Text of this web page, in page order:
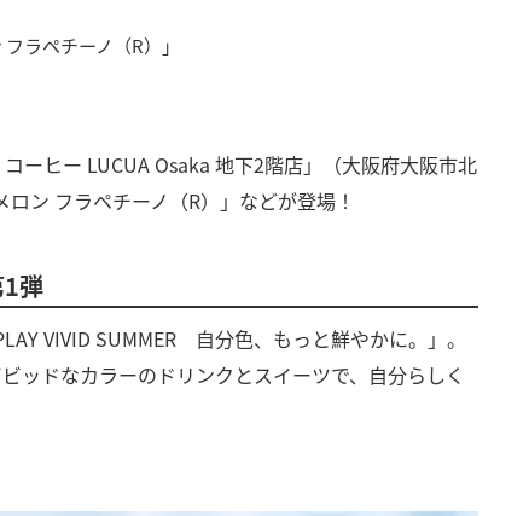
ラペチーノ（R）」
ーヒー LUCUA Osaka 地下2階店」（大阪府大阪市北
ン フラペチーノ（R）」などが登場！
1弾
VIVID SUMMER 自分色、もっと鮮やかに。」。
ッドなカラーのドリンクとスイーツで、自分らしく